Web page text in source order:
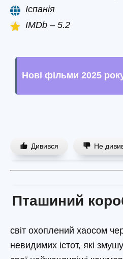
Іспанія
IMDb – 5.2
Нові фільми 2025
Дивився Не
Пташиний
світ охоплений хаосом
невидимих істот, які